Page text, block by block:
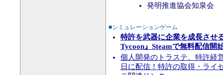
発明推進協会知泉会
■シミュレーションゲーム
特許を武器に企業を成長させ
Tycoon』Steamで無料配信開
個人開発のトラステ、特許経
日に配信！特許の取得・ライ